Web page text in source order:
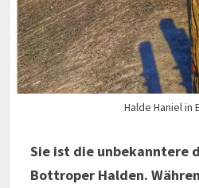
Halde Haniel in
Sie ist die unbekanntere
Bottroper Halden.